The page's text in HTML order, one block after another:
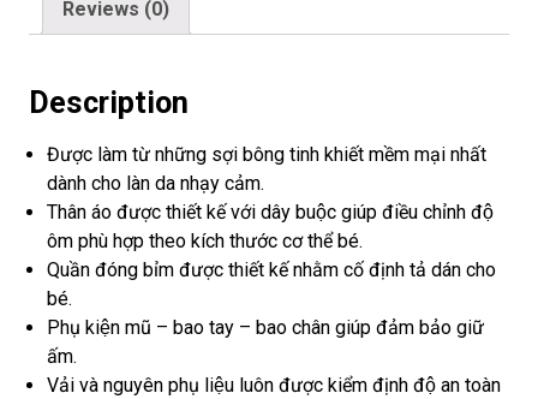
o
k
Reviews (0)
Description
Được làm từ những sợi bông tinh khiết mềm mại nhất
dành cho làn da nhạy cảm.
Thân áo được thiết kế với dây buộc giúp điều chỉnh độ
ôm phù hợp theo kích thước cơ thể bé.
Quần đóng bỉm được thiết kế nhằm cố định tả dán cho
bé.
Phụ kiện mũ – bao tay – bao chân giúp đảm bảo giữ
ấm.
Vải và nguyên phụ liệu luôn được kiểm định độ an toàn